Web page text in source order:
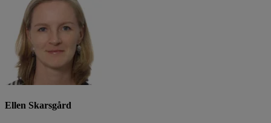
Ellen Skarsgård